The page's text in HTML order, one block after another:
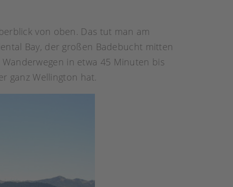
von oben. Das tut man am
Bay, der großen Badebucht mitten
in etwa 45 Minuten bis
ganz Wellington hat.